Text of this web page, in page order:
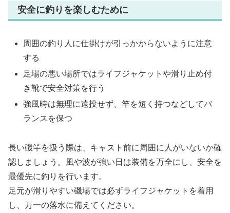
安全に釣りを楽しむために
周囲の釣り人に仕掛けが引っかからないように注意
する
足場の悪い場所ではライフジャケットや滑り止め付
き靴で安全対策を行う
強風時は無理に遠投せず、竿を短く持つなどしてバ
ランスを保つ
長い磯竿を扱う際は、キャスト前に周囲に人がいないか確
認しましょう。風や波が強い日は装備を万全にし、安全を
最優先に釣りを行います。
足元が滑りやすい磯場では必ずライフジャケットを着用
し、万一の落水に備えてください。